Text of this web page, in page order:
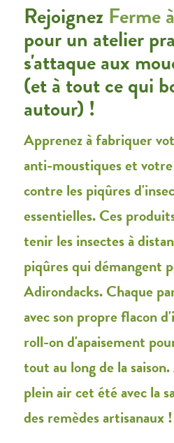
Rejoignez Ferme
pour un atelier
s'attaque aux
(et à tout ce qui
autour) !
Apprenez à fabriquer
anti-moustiques et
contre les piqûres
essentielles. Ces
tenir les insectes à
piqûres qui démangent
Adirondacks. Chaque
avec son propre flacon
roll-on d'apaisement
tout au long de la
plein air cet été avec la
des remèdes artisanaux !